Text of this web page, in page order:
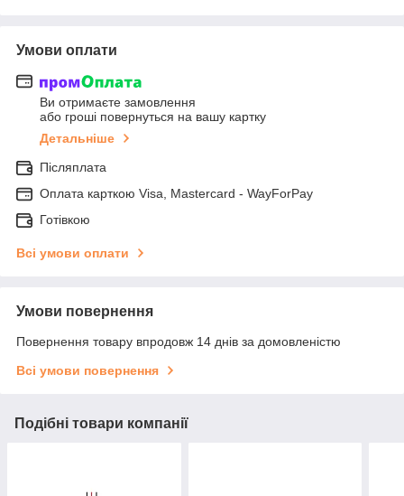
Умови оплати
Ви отримаєте замовлення
або гроші повернуться на вашу картку
Детальніше
Післяплата
Оплата карткою Visa, Mastercard - WayForPay
Готівкою
Всі умови оплати
Умови повернення
Повернення товару впродовж 14 днів за домовленістю
Всі умови повернення
Подібні товари компанії